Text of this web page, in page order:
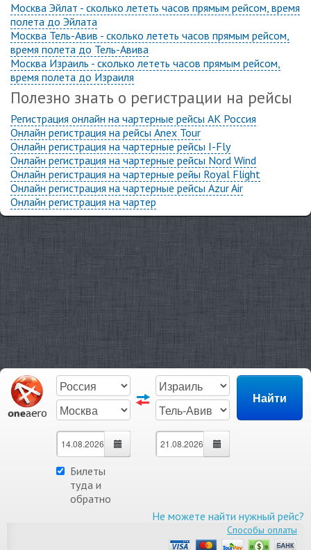
Москва Эйлат - сколько лететь часов прямым рейсом, время
полета до Эйлата
Москва Тель-Авив - сколько лететь часов прямым рейсом,
время полета до Тель-Авива
Москва Израиль - сколько лететь часов прямым рейсом,
время полета до Израиля
Полезно знать о регистрации на рейсы
Регистрация онлайн на чартерные рейсы АК Россия
Онлайн регистрация на рейсы Anex Tour
Онлайн регистрация на чартерные рейсы I-Fly
Онлайн регистрация на чартерные рейсы Nord Wind
Онлайн регистрация на чартерные рейы Royal Flight
Онлайн регистрация на чартерные рейсы Azur Air
Онлайн регистрация на чартер
Билеты
туда и
обратно
Не можете найти нужный рейс?
Способы оплаты